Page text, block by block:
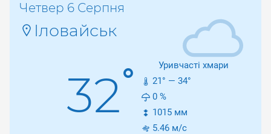
Четвер 6 Серпня
Іловайськ
32°
Уривчасті хмари
21° — 34°
0 %
1015 мм
5.46 м/с